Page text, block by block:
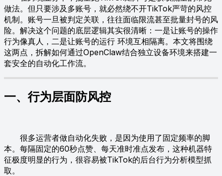
做法。但只要涉及多账号，就必然绕不开TikTok严苛的风控
机制。账号一旦被判定关联，往往面临限流甚至批量封号的风
险。解决这个问题的底层逻辑其实很清晰：一是让账号的操作
行为像真人，二是让账号的运行 环境互相隔离。本文将围绕
这两点，拆解如何通过OpenClaw结合独立设备环境来搭建一
套安全的自动化工作流。
一、行为层面防风控
很多运营者做自动化失败，是因为使用了固定频率的脚
本。每隔固定的60秒点赞、每天准时准点发布，这种机器特
征极度明显的行为，很容易被TikTok的后台行为分析模型抓
取。